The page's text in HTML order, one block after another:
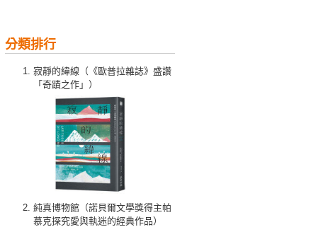
分類排行
寂靜的緯線（《歐普拉雜誌》盛讚
「奇蹟之作」）
純真博物館（諾貝爾文學獎得主帕
慕克探究愛與執迷的經典作品）